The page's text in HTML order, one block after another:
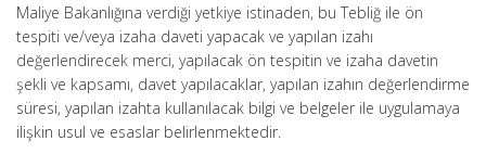
Maliye Bakanlığına verdiği yetkiye istinaden, bu Tebliğ ile ön
tespiti ve/veya izaha daveti yapacak ve yapılan izahı
değerlendirecek merci, yapılacak ön tespitin ve izaha davetin
şekli ve kapsamı, davet yapılacaklar, yapılan izahın değerlendirme
süresi, yapılan izahta kullanılacak bilgi ve belgeler ile uygulamaya
ilişkin usul ve esaslar belirlenmektedir.